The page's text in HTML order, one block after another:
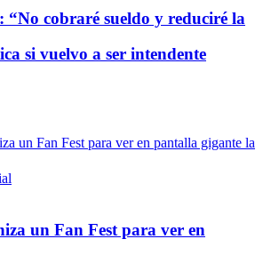
“No cobraré sueldo y reduciré la
si vuelvo a ser intendente
un Fan Fest para ver en